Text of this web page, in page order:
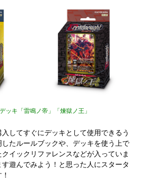
ッキ「雷鳴ノ帝」「煉獄ノ王」
してすぐにデッキとして使用できるう
たルールブックや、デッキを使う上で
イックリファレンスなどが入っていま
遊んでみよう！と思った人にスタータ